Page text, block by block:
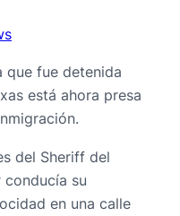
que fue detenida
está ahora presa
del Sheriff del
su
en una calle